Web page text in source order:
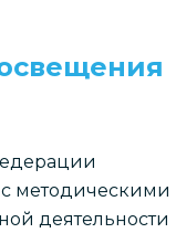
методическими
деятельности